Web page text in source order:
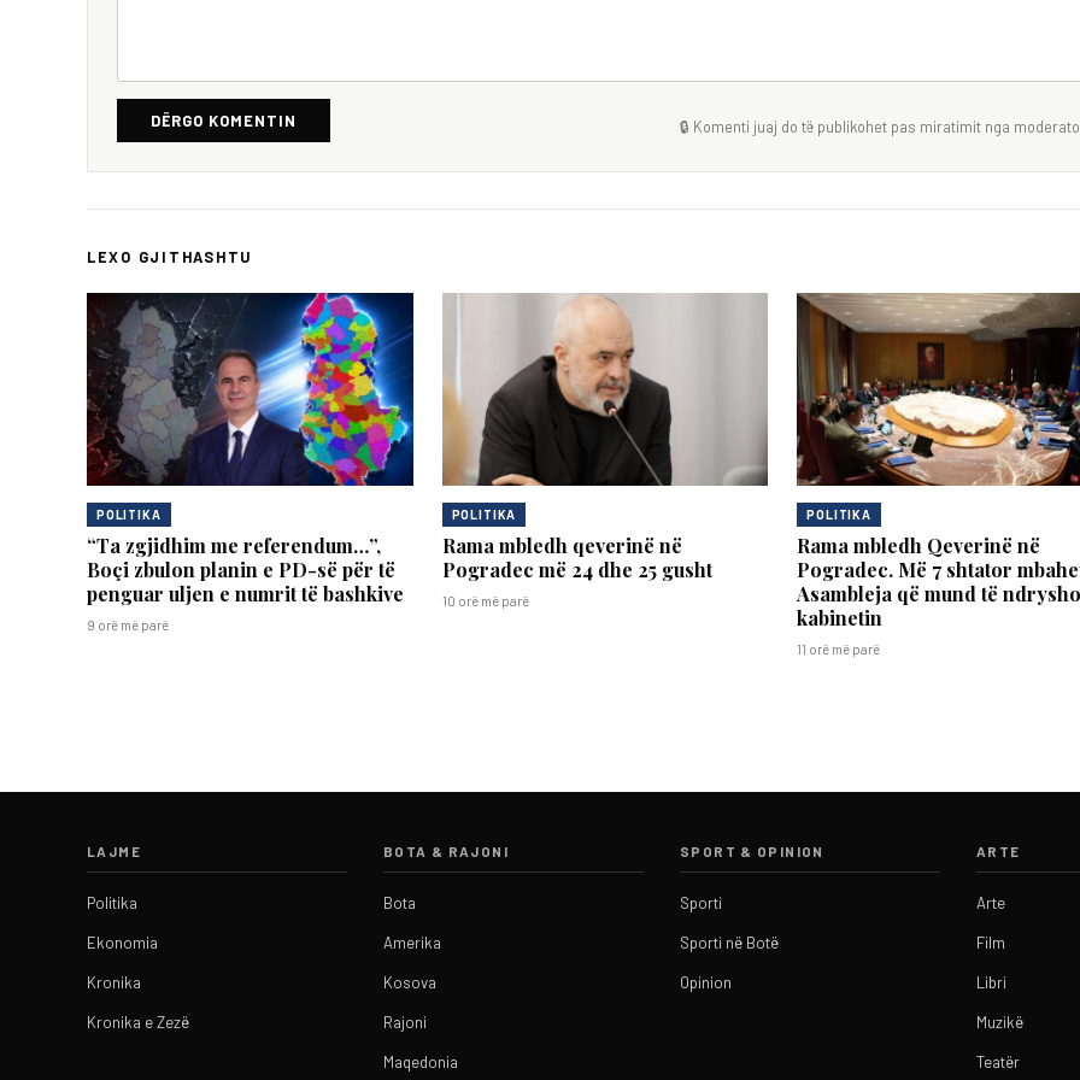
DËRGO KOMENTIN 🔒 Komenti juaj do të publikohet pas miratimit nga
LEXO GJITHASHTU
POLITIKA
“Ta zgjidhim me referendum…”,
Boçi zbulon planin e PD-së për të
penguar uljen e numrit të bashkive
9 orë më parë
POLITIKA
Rama mbledh qeverinë në
Pogradec më 24 dhe 25 gusht
10 orë më parë
POLITIKA
Rama mbledh Qeverinë në
Pogradec. Më 7 shtator
Asambleja që mund të
kabinetin
11 orë më parë
LAJME
Politika
Ekonomia
Kronika
Kronika e Zezë
BOTA & RAJONI
Bota
Amerika
Kosova
Rajoni
Maqedonia
SPORT & OPINION
Sporti
Sporti në Botë
Opinion
ARTE
Arte
Film
Libri
Muzikë
Teatër